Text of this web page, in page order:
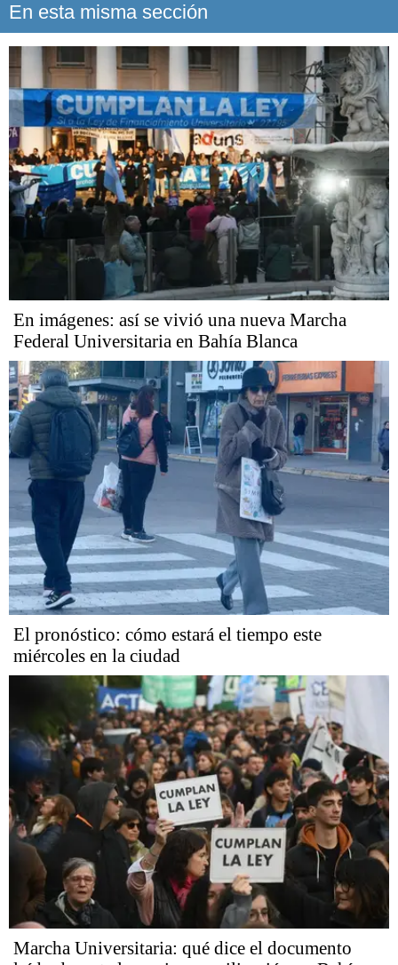
En esta misma sección
En imágenes: así se vivió una nueva Marcha
Federal Universitaria en Bahía Blanca
El pronóstico: cómo estará el tiempo este
miércoles en la ciudad
Marcha Universitaria: qué dice el documento